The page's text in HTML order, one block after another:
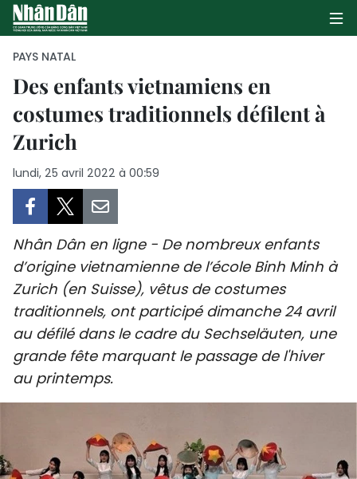
PAGE D'ACCUEIL
CULTURE
TOURISME
ENVIRONNEMENT
PAYS NATAL
PAYS NATAL
Des enfants vietnamiens en
costumes traditionnels défilent à
Zurich
lundi, 25 avril 2022 à 00:59
Nhân Dân en ligne - De nombreux enfants
d’origine vietnamienne de l’école Binh Minh à
Zurich (en Suisse), vêtus de costumes
traditionnels, ont participé dimanche 24 avril
au défilé dans le cadre du Sechseläuten, une
grande fête marquant le passage de l'hiver
au printemps.